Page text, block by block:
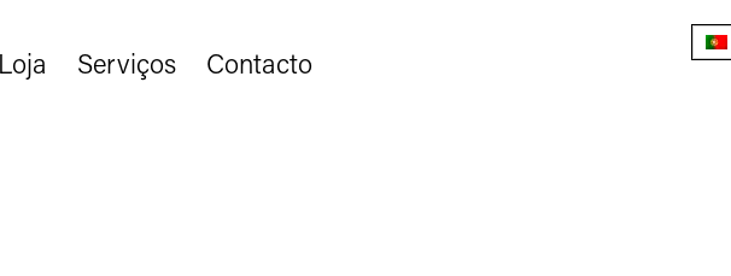
Loja Serviços Contacto